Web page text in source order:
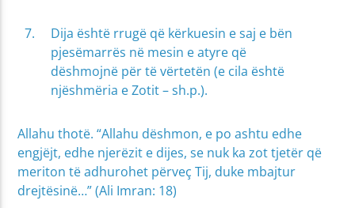
Dija është rrugë që kërkuesin e saj e bën
pjesëmarrës në mesin e atyre që
dëshmojnë për të vërtetën (e cila është
njëshmëria e Zotit – sh.p.).
Allahu thotë. “Allahu dëshmon, e po ashtu edhe
engjëjt, edhe njerëzit e dijes, se nuk ka zot tjetër që
meriton të adhurohet përveç Tij, duke mbajtur
drejtësinë…” (Ali Imran: 18)